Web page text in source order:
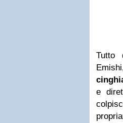
Tutto
e
propria